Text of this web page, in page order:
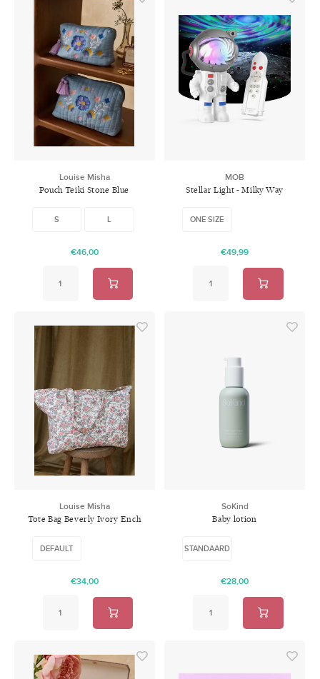
Louise Misha
Pouch Teiki Stone Blue
S L
€46,00
MOB
Stellar Light - Milky Way
ONE SIZE
€49,99
Louise Misha
Tote Bag Beverly Ivory Ench
DEFAULT
€34,00
SoKind
Baby lotion
STANDAARD
€28,00